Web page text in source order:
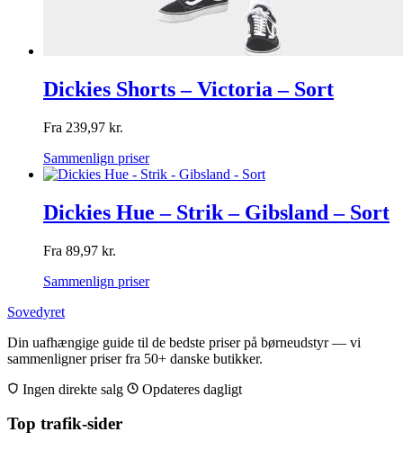
Dickies Shorts – Victoria – Sort
Fra 239,97 kr.
Sammenlign priser
Dickies Hue – Strik – Gibsland – Sort
Fra 89,97 kr.
Sammenlign priser
Sovedyret
Din uafhængige guide til de bedste priser på børneudstyr — vi
sammenligner priser fra 50+ danske butikker.
Ingen direkte salg
Opdateres dagligt
Top trafik-sider